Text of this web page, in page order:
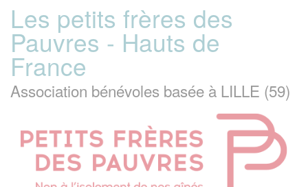
Les petits frères des
Pauvres - Hauts de
France
Association bénévoles basée à LILLE (59)